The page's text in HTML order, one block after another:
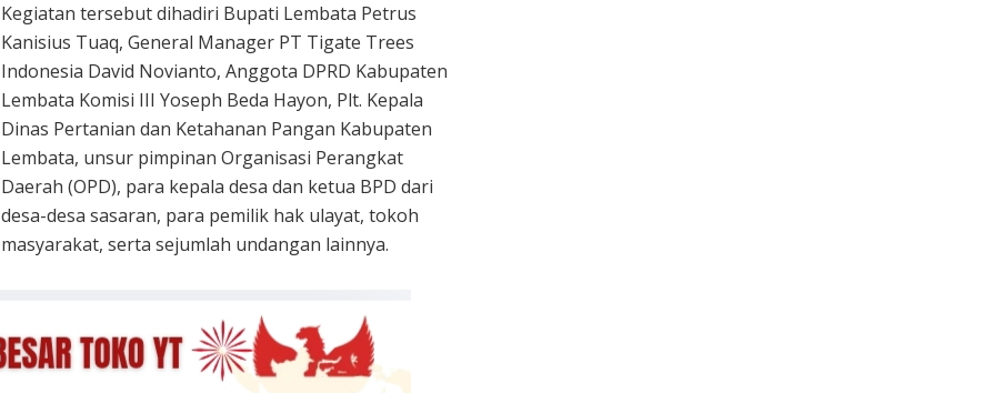
Kegiatan tersebut dihadiri Bupati Lembata Petrus
Kanisius Tuaq, General Manager PT Tigate Trees
Indonesia David Novianto, Anggota DPRD Kabupaten
Lembata Komisi III Yoseph Beda Hayon, Plt. Kepala
Dinas Pertanian dan Ketahanan Pangan Kabupaten
Lembata, unsur pimpinan Organisasi Perangkat
Daerah (OPD), para kepala desa dan ketua BPD dari
desa-desa sasaran, para pemilik hak ulayat, tokoh
masyarakat, serta sejumlah undangan lainnya.